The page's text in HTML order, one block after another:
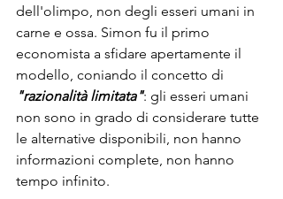
dell'olimpo, non degli esseri umani in
carne e ossa. Simon fu il primo
economista a sfidare apertamente il
modello, coniando il concetto di
"razionalità limitata": gli esseri umani
non sono in grado di considerare tutte
le alternative disponibili, non hanno
informazioni complete, non hanno
tempo infinito.